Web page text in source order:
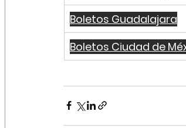
Boletos Guadalajara
Boletos Ciudad de